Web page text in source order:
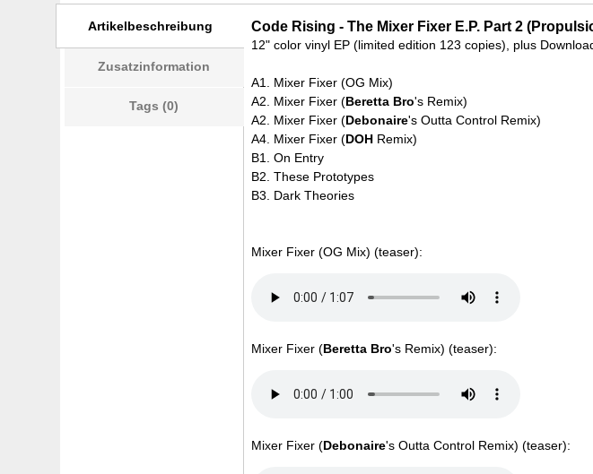
Artikelbeschreibung
Zusatzinformation
Tags (0)
Code Rising - The Mixer Fixer E.P. Part 2
12" color vinyl EP (limited edition 123 copies), plus
A1. Mixer Fixer (OG Mix)
A2. Mixer Fixer (Beretta Bro's Remix)
A2. Mixer Fixer (Debonaire's Outta Control Remix)
A4. Mixer Fixer (DOH Remix)
B1. On Entry
B2. These Prototypes
B3. Dark Theories
Mixer Fixer (OG Mix) (teaser):
Mixer Fixer (Beretta Bro's Remix) (teaser):
Mixer Fixer (Debonaire's Outta Control Remix) (teaser):